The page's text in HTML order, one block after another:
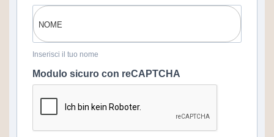
Inserisci il tuo nome
Modulo sicuro con reCAPTCHA